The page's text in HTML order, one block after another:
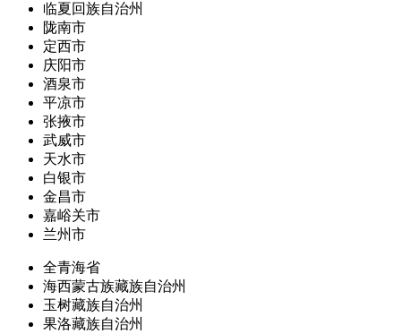
临夏回族自治州
陇南市
定西市
庆阳市
酒泉市
平凉市
张掖市
武威市
天水市
白银市
金昌市
嘉峪关市
兰州市
全青海省
海西蒙古族藏族自治州
玉树藏族自治州
果洛藏族自治州